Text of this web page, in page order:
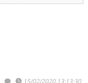
15/02/2020.13:13:30